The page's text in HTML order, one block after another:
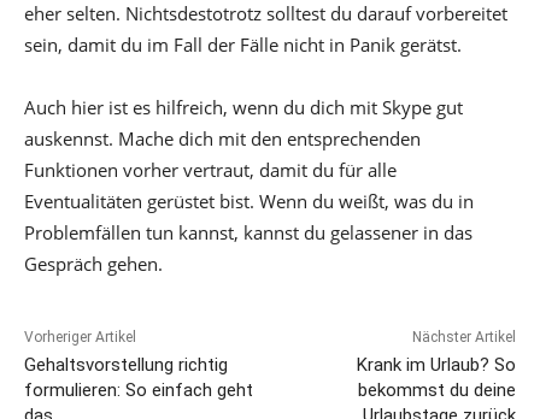
eher selten. Nichtsdestotrotz solltest du darauf vorbereitet
sein, damit du im Fall der Fälle nicht in Panik gerätst.
Auch hier ist es hilfreich, wenn du dich mit Skype gut
auskennst. Mache dich mit den entsprechenden
Funktionen vorher vertraut, damit du für alle
Eventualitäten gerüstet bist. Wenn du weißt, was du in
Problemfällen tun kannst, kannst du gelassener in das
Gespräch gehen.
Vorheriger Artikel
Gehaltsvorstellung richtig
formulieren: So einfach geht
Nächster Artikel
Krank im Urlaub? So
bekommst du deine